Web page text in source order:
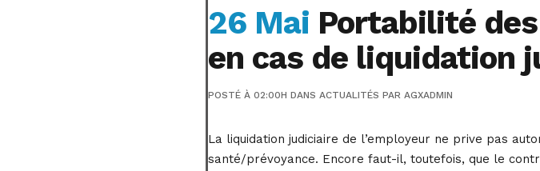
26 Mai Portabilité
en cas de liquidation
POSTÉ À 02:00H DANS ACTUALITÉS PAR AGXADMIN
La liquidation judiciaire de l’employeur ne prive pas
santé/prévoyance. Encore faut-il, toutefois, que le